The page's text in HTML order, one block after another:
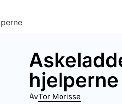
hjelperne
AvTor Morisse